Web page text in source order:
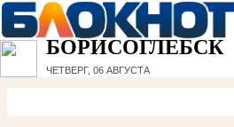
БОРИСОГЛЕБСК
ЧЕТВЕРГ, 06 АВГУСТА